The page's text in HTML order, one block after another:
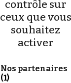
contrôle sur
ceux que vous
souhaitez
activer
Nos partenaires
(1)